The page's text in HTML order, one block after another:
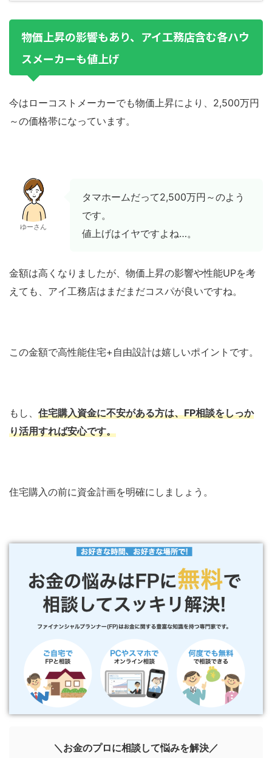
物価上昇の影響もあり、アイ工務店含む各ハウ
スメーカーも値上げ
今はローコストメーカーでも物価上昇により、2,500万円
～の価格帯になっています。
ゆーさん
タマホームだって2,500万円～のよう
です。
値上げはイヤですよね…。
金額は高くなりましたが、物価上昇の影響や性能UPを考
えても、アイ工務店はまだまだコスパが良いですね。
この金額で高性能住宅+自由設計は嬉しいポイントです。
もし、 住宅購入資金に不安がある方は、FP相談をしっか
り活用すれば安心です。
住宅購入の前に資金計画を明確にしましょう。
＼お金のプロに相談して悩みを解決／